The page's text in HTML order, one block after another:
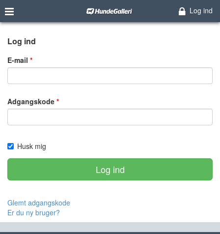
Log ind
Log ind
E-mail
Adgangskode
Husk mig
Log ind
Glemt adgangskode
Er du ny bruger?